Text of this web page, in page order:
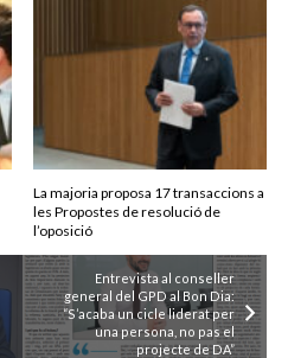
La majoria proposa 17 transaccions a
les Propostes de resolució de
l’oposició
Entrevista al conseller
general del GPD al Bon Dia:
“S’acaba un cicle liderat per
una persona, no pas el
projecte de DA”